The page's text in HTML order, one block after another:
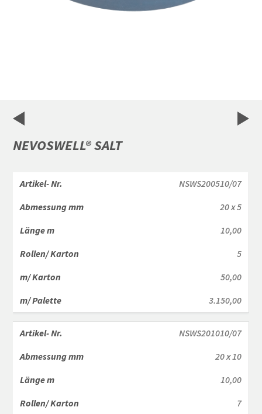
NEVOSWELL® SALT
NSWS200510/07
20 x 5
10,00
5
50,00
3.150,00
NSWS201010/07
20 x 10
10,00
7